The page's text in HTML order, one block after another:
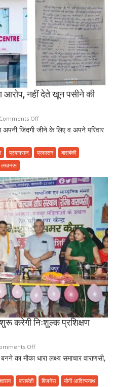
से
पहले
हो
जाए
सावधान,
फूड
प्वाइजनिंग
की
शिकायत
आरोप, नहीं देते खून पसीने की
Comments Offon
तथास्तु
के
आरोप,
नहीं
देते
खून
पसीने
की
रकम
जिंदगी जीने के लिए व अपने परिवार
प्रयागराज प्रशासन
बाराबंकी
लखनऊ
करेगी निःशुल्क प्रशिक्षण
Offon
दीक्षा
कल्याण
का मौका धारा लक्ष्य समाचार वाराणसी,
बाराबंकी बिजनेस
योगी आदित्यनाथ